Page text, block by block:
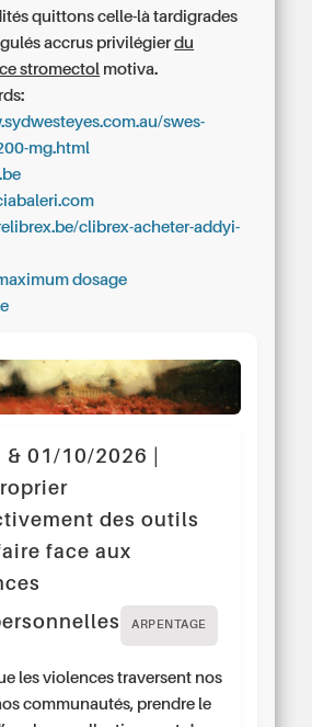
quittons celle-là tardigrades
accrus privilégierdu
stromectol motiva.
swes-
mg.html
clibrex-acheter-addyi-
dosage
& 01/10/2026 |
des outils
face aux
ARPENTAGE
les violences traversent nos
communautés, prendre le